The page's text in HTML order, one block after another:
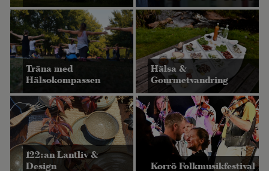
Träna med
Hälsokompassen
Hälsa &
Gourmetvandring
122:an Lantliv &
Design Korrö Folkmusikfestival